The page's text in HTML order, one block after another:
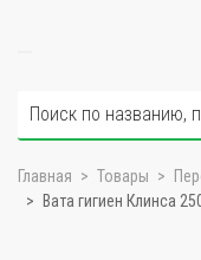
Главная Товары
Вата гигиен Клинса